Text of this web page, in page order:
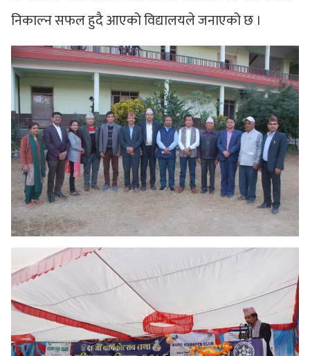
निकाल्न सफल हुदै आएको विद्यालयले जनाएको छ ।